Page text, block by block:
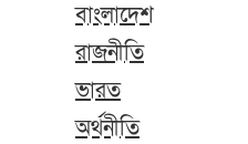
বাংলাদেশ
রাজনীতি
ভারত
অর্থনীতি